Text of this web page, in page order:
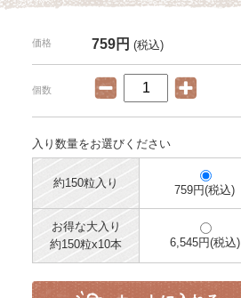
価格 759円 (税込)
個数
入り数量をお選びください
約150粒入り
759円(税込)
お得な大入り
約150粒x10本
6,545円(税込)